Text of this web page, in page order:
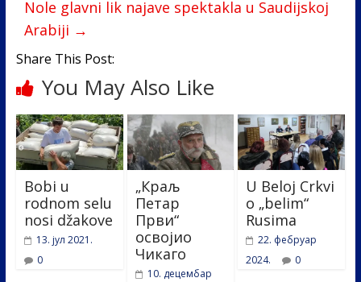
k
Nole glavni lik najave spektakla u Saudijskoj
Arabiji →
Share This Post:
You May Also Like
Bobi u
rodnom selu
nosi džakove
13. јул 2021.
0
„Краљ
Петар
Први“
освојио
Чикаго
10. децембар
U Beloj Crkvi
o „belim“
Rusima
22. фебруар
2024.
0